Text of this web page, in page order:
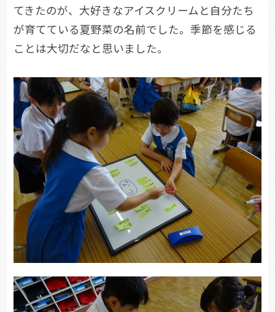
てきたのが、大好きなアイスクリームと自分たち
が育てている夏野菜の名前でした。季節を感じる
ことは大切だなと思いました。